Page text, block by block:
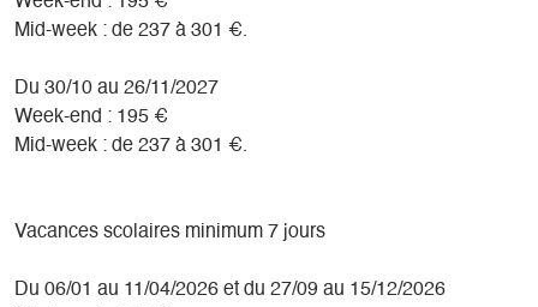
Mid-week : de 237 à 301 €.
Du 30/10 au 26/11/2027
Week-end : 195 €
Mid-week : de 237 à 301 €.
Vacances scolaires minimum 7 jours
Du 06/01 au 11/04/2026 et du 27/09 au 15/12/2026